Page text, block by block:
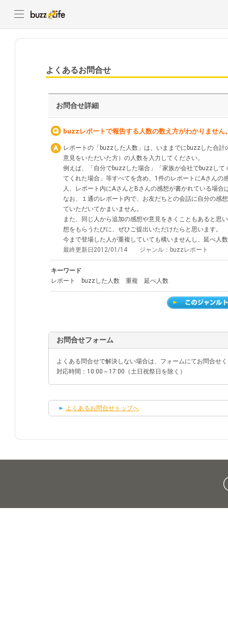
よくあるお問合せ
お問合せ詳細
buzzレポートで報告する人数の数え方がわかりません
レポートの「buzzした人数」は、いままでにbuzzした合
意見をいただいた方）の人数を入力してください。
例えば、「自分でbuzzした場合」「家族が会社でbuzzし
てくれた場合」等すべてを含め、1件のレポートにAさん
人、レポート内にAさんとBさんの感想が書かれている場
なお、１通のレポート内で、お友だちとの会話に自分の感
ていただいてかまいません。
また、同じ人から追加の感想や意見をきくこともあると思
想をもらうたびに、ぜひご提出いただけたらと思います。
今まで登場した人が重複していても構いませんし、延べ人
最終更新日2012/01/14 ジャンル：buzzレポート
キーワード
レポート buzzした人数 重複 延べ人数
お問合せフォーム
よくある問合せで解決しない場合は、フォームにてお問合せ
対応時間：10:00～17:00（土日祝祭日を除く）
よくあるお問合せトップへ